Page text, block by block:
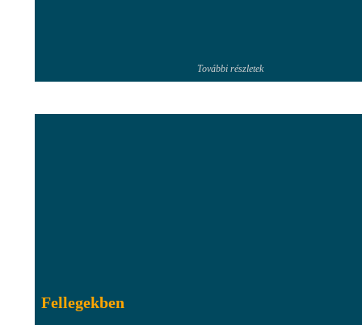
További részletek
Fellegekben